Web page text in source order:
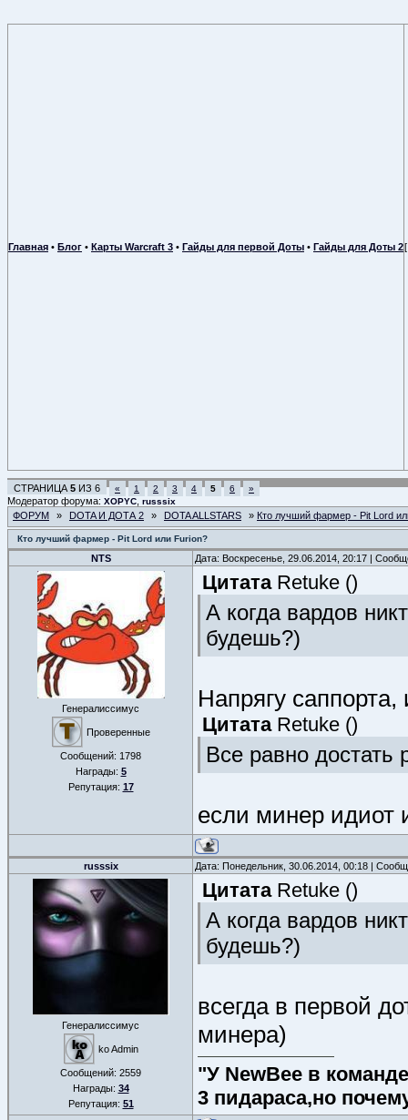
Главная • Блог • Карты Warcraft 3 • Гайды для первой Доты • Гайды для Доты 2
СТРАНИЦА 5 ИЗ 6 « 1 2 3 4 5 6 »
Модератор форума: XOPYC russsix
ФОРУМ » DOTA И ДОТА 2 » DOTA ALLSTARS » Кто лучший фармер - Pit Lord
Кто лучший фармер - Pit Lord или Furion?
NTS Дата: Воскресенье, 29.06.2014, 20:17 |
Генералиссимус
Проверенные
Сообщений: 1798
Награды: 5
Репутация: 17
Цитата Retuke ()
А когда вардов
будешь?)
Напрягу саппорта,
Цитата Retuke ()
Все равно достать
если минер идиот
russsix Дата: Понедельник, 30.06.2014, 00:18 |
Генералиссимус
ko Admin
Сообщений: 2559
Награды: 34
Репутация: 51
Цитата Retuke ()
А когда вардов
будешь?)
всегда в первой
минера)
"У NewBee в
3 пидараса,но